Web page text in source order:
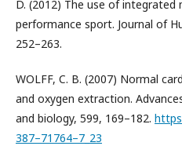
D. (2012) The use of
performance sport. Journal of
252–263.
WOLFF, C. B. (2007) Normal
and oxygen extraction.
and biology, 599, 169–182.
387–71764–7_23